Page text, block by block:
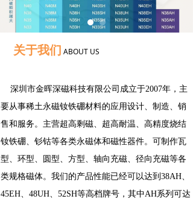
关于我们 ABOUT US
深圳市金晖深磁科技有限公司成立于2007年，主
要从事稀土永磁钕铁硼材料的应用设计、制造、销
售和服务。主营超高剩磁、超高耐温、高精度烧结
钕铁硼、钐钴等各类永磁体和磁性器件。可制作瓦
型、环型、圆型、方型、轴向充磁、径向充磁等各
类规格磁体。我们的产品性能已经可以达到38AH、
45EH、48UH、52SH等高档牌号，其中AH系列可达